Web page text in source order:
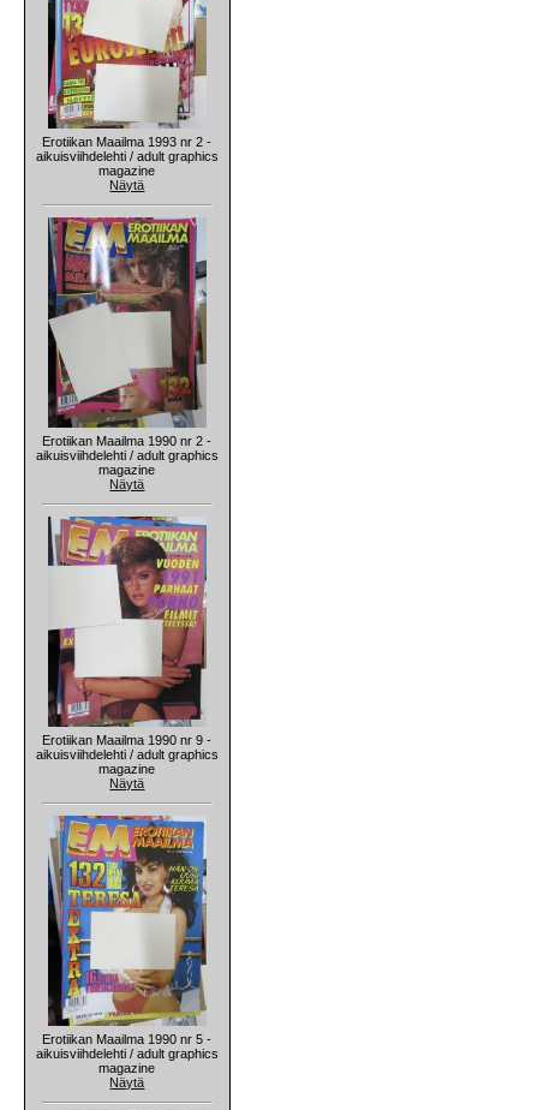
Erotiikan Maailma 1993 nr 2 -
aikuisviihdelehti / adult graphics
magazine
Näytä
Erotiikan Maailma 1990 nr 2 -
aikuisviihdelehti / adult graphics
magazine
Näytä
Erotiikan Maailma 1990 nr 9 -
aikuisviihdelehti / adult graphics
magazine
Näytä
Erotiikan Maailma 1990 nr 5 -
aikuisviihdelehti / adult graphics
magazine
Näytä